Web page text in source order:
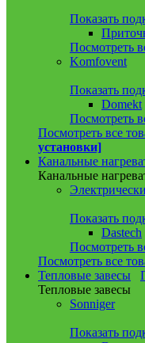
Показать
Посмотреть
Komfovent
Показать
Domekt
Посмотреть
Посмотреть все
установки]
Канальные
Канальные
Показать
Dastech
Посмотреть
Посмотреть все
Тепловые завесы
Тепловые завесы
Sonniger
Показать